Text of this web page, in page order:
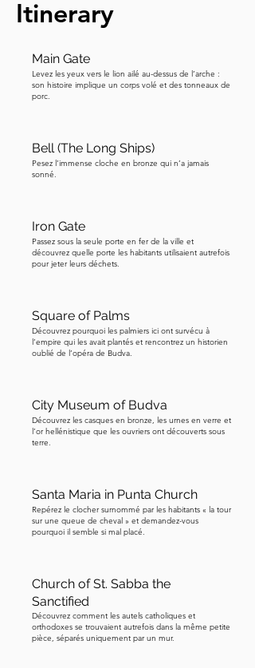
public ou dans une maison privée.
Maintenant, vous vous demandez peut-
parce qu'il était important pour les
Romains, qui le considéraient comme
une substance pure et précieuse. Ainsi,
du respect aux dieux et de demander
leur protection ou bénédiction. Parfois,
le vin était mélangé à de l'eau ou de
censé porter la prière aux dieux. Donc
quelque part dans cette ville, au
premier ou deuxième siècle, Vinicia
probablement régulièrement,
possiblement quotidiennement,
demandant aux dieux la protection de
discrètement émouvant. La ville est
pleine de monuments grandioses et
de saints célèbres et de martyrs
nommément, qui a vécu ici il y a
longtemps, dont la famille est oubliée,
mais dont le nom est encore ici. De
dû traverser cette ville, Vinicia Pavlina
est celle à qui nous pouvons encore
dire bonjour. Et encore une fois, cela
est ici grâce au tremblement de terre.
Itinerary
Main Gate
Levez les yeux vers le lion ailé au-dessus de l’arche :
son histoire implique un corps volé et des tonneaux de
porc.
Bell (The Long Ships)
Pesez l’immense cloche en bronze qui n’a jamais
sonné.
Iron Gate
Passez sous la seule porte en fer de la ville et
découvrez quelle porte les habitants utilisaient autrefois
pour jeter leurs déchets.
Square of Palms
Découvrez pourquoi les palmiers ici ont survécu à
l’empire qui les avait plantés et rencontrez un historien
oublié de l’opéra de Budva.
City Museum of Budva
Découvrez les casques en bronze, les urnes en verre et
l’or hellénistique que les ouvriers ont découverts sous
terre.
Santa Maria in Punta Church
Repérez le clocher surnommé par les habitants « la tour
sur une queue de cheval » et demandez-vous
pourquoi il semble si mal placé.
Church of St. Sabba the
Sanctified
Découvrez comment les autels catholiques et
orthodoxes se trouvaient autrefois dans la même petite
pièce, séparés uniquement par un mur.